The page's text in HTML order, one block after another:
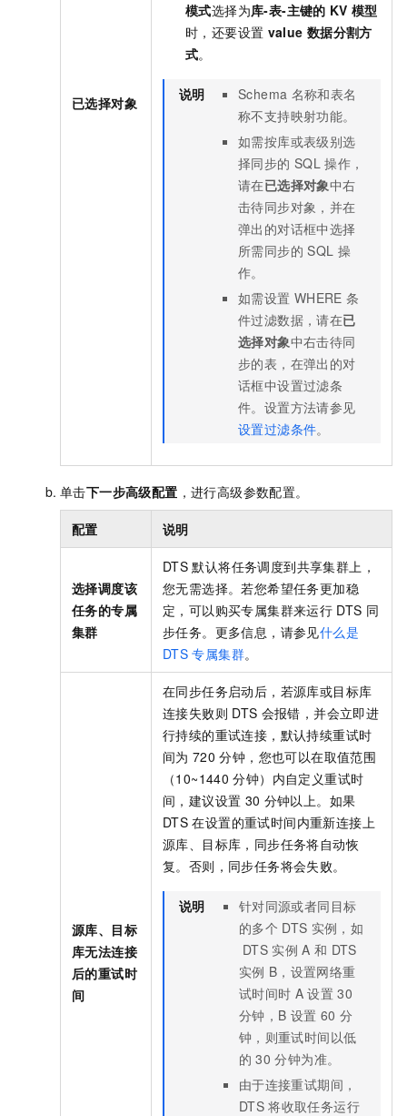
已选择对象
模式选择为库-表-主键的 KV 模型
时，还要设置 value 数据分割方
式。
说明 Schema 名称和表名
称不支持映射功能。
如需按库或表级别选
择同步的 SQL 操作，
请在已选择对象中右
击待同步对象，并在
弹出的对话框中选择
所需同步的 SQL 操
作。
如需设置 WHERE 条
件过滤数据，请在已
选择对象中右击待同
步的表，在弹出的对
话框中设置过滤条
件。设置方法请参见
设置过滤条件。
单击下一步高级配置 ，进行高级参数配置。
配置 说明
选择调度该
任务的专属
集群
DTS 默认将任务调度到共享集群上，
您无需选择。若您希望任务更加稳
定，可以购买专属集群来运行 DTS 同
步任务。更多信息，请参见什么是
DTS 专属集群。
源库、目标
库无法连接
后的重试时
间
在同步任务启动后，若源库或目标库
连接失败则 DTS 会报错，并会立即进
行持续的重试连接，默认持续重试时
间为 720 分钟，您也可以在取值范围
（10~1440 分钟）内自定义重试时
间，建议设置 30 分钟以上。如果
DTS 在设置的重试时间内重新连接上
源库、目标库，同步任务将自动恢
复。否则，同步任务将会失败。
说明
针对同源或者同目标
的多个 DTS 实例，如
DTS 实例 A 和 DTS
实例 B，设置网络重
试时间时 A 设置 30
分钟，B 设置 60 分
钟，则重试时间以低
的 30 分钟为准。
由于连接重试期间，
DTS 将收取任务运行